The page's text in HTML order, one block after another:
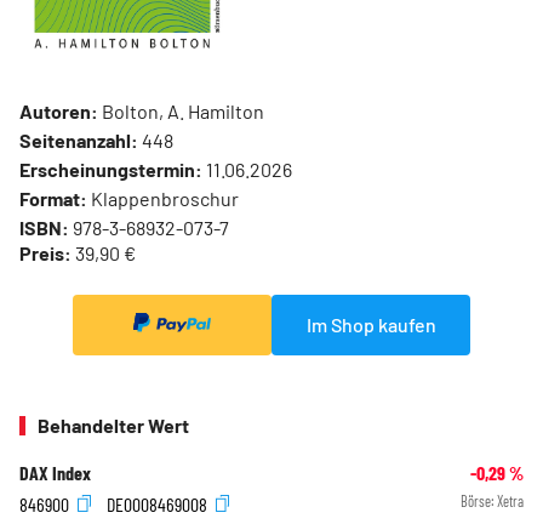
Autoren: Bolton, A. Hamilton
Seitenanzahl: 448
Erscheinungstermin: 11.06.2026
Format: Klappenbroschur
ISBN: 978-3-68932-073-7
Preis: 39,90 €
Im Shop kaufen
Behandelter Wert
DAX Index -0,29%
846900
DE0008469008 Börse: Xetra